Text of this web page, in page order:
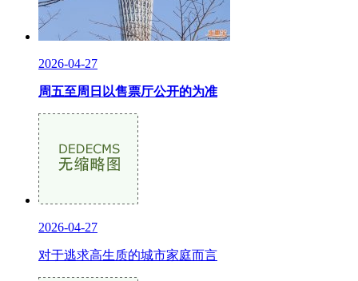
2026-04-27
周五至周日以售票厅公开的为准
2026-04-27
对于逃求高生质的城市家庭而言